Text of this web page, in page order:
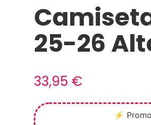
25-26
33,95 €
⚡